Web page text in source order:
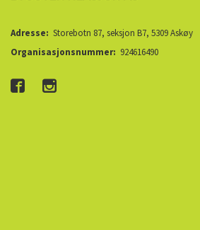
Adresse: Storebotn 87, seksjon B7, 5309 Askøy
Organisasjonsnummer: 924616490